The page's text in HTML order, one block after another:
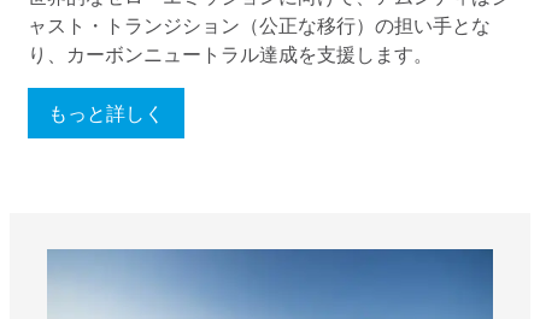
ャスト・トランジション（公正な移行）の担い手とな
り、カーボンニュートラル達成を支援します。
もっと詳しく